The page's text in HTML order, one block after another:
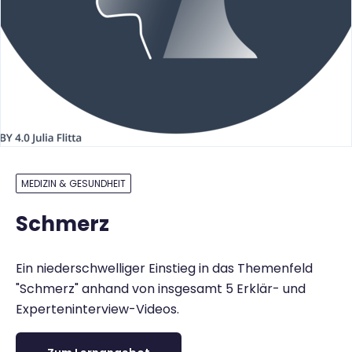
MEDIZIN & GESUNDHEIT
Schmerz
Ein niederschwelliger Einstieg in das Themenfeld
"Schmerz" anhand von insgesamt 5 Erklär- und
Experteninterview-Videos.